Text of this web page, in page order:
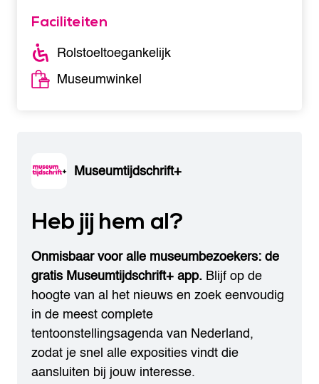
Faciliteiten
Rolstoeltoegankelijk
Museumwinkel
Museumtijdschrift+
Heb jij hem al?
Onmisbaar voor alle museumbezoekers: de
gratis Museumtijdschrift+ app. Blijf op de
hoogte van al het nieuws en zoek eenvoudig
in de meest complete
tentoonstellingsagenda van Nederland,
zodat je snel alle exposities vindt die
aansluiten bij jouw interesse.